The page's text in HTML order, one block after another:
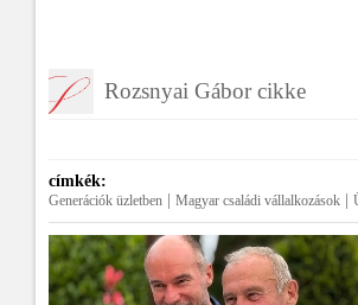
Rozsnyai Gábor cikke
címkék:
Generációk üzletben Magyar családi vállalkozások